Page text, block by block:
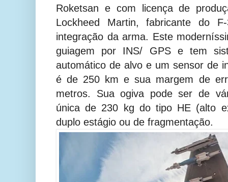
Roketsan e com licença de
Lockheed Martin, fabricante do
integração da arma. Este
guiagem por INS/ GPS e tem
automático de alvo e um sensor de
é de 250 km e sua margem de
metros. Sua ogiva pode ser de
única de 230 kg do tipo HE (alto
duplo estágio ou de fragmentação.